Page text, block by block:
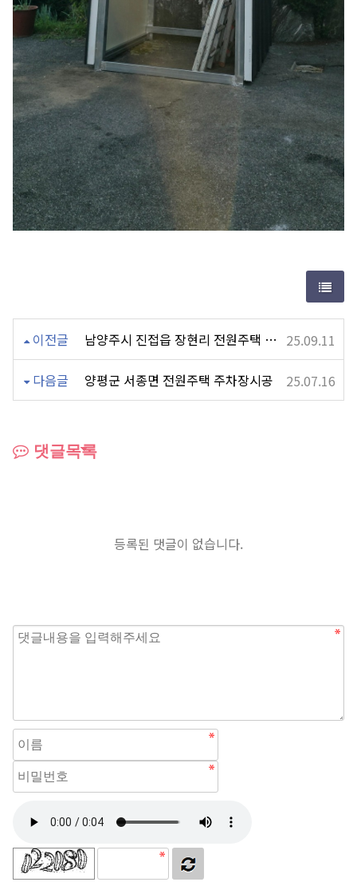
이전글 남양주시 진접읍 장현리 전원주택 폴딩도어 25.09.11
다음글 양평군 서종면 전원주택 주차장시공 25.07.16
댓글목록
등록된 댓글이 없습니다.